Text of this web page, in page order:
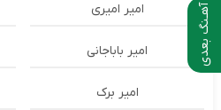
آهـنگ بعدی امیر امیری
امیر باباجانی
امیر برک